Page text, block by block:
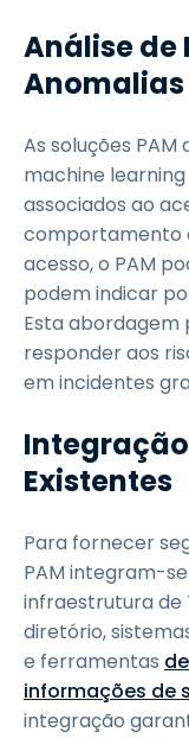
Análise de
Anomalias
As soluções
machine
associados ao
comportamento
acesso, o PAM
podem indicar
Esta abordagem
responder aos
em incidentes
Existentes
Para fornecer
PAM integram-
infraestrutura de
diretório,
e ferramentas
informações de
integração